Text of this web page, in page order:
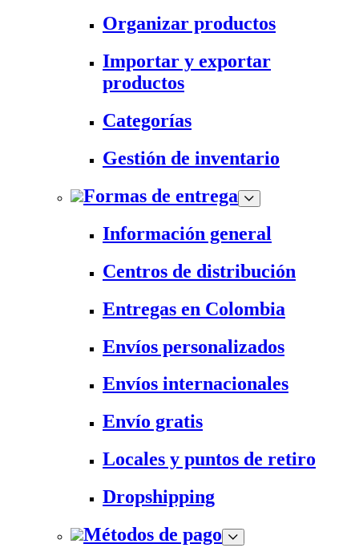
Organizar productos
Importar y exportar
productos
Categorías
Gestión de inventario
Formas de entrega
Información general
Centros de distribución
Entregas en Colombia
Envíos personalizados
Envíos internacionales
Envío gratis
Locales y puntos de retiro
Dropshipping
Métodos de pago